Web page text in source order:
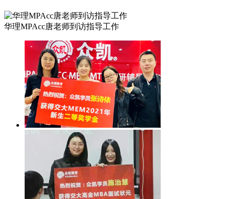
华理MPAcc唐老师到访指导工作